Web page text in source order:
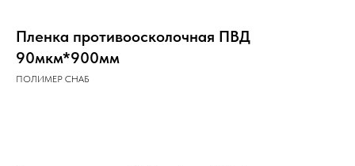
Пленка противоосколочная ПВД
90мкм*900мм
ПОЛИМЕР СНАБ